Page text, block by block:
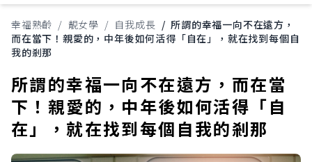
幸福熟齡 / 靚女學 / 自我成長 / 所謂的幸福一向不在遠方，
而在當下！親愛的，中年後如何活得「自在」，就在找到每個自
我的剎那
所謂的幸福一向不在遠方，而在當
下！親愛的，中年後如何活得「自
在」，就在找到每個自我的剎那